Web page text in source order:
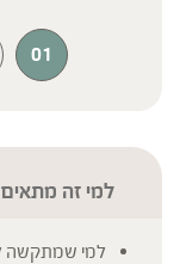
01
למי זה מתאים
למי שמתקשה